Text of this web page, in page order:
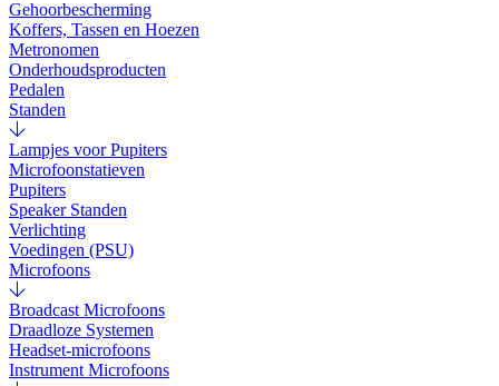
Gehoorbescherming
Koffers, Tassen en Hoezen
Metronomen
Onderhoudsproducten
Pedalen
Standen
Lampjes voor Pupiters
Microfoonstatieven
Pupiters
Speaker Standen
Verlichting
Voedingen (PSU)
Microfoons
Broadcast Microfoons
Draadloze Systemen
Headset-microfoons
Instrument Microfoons